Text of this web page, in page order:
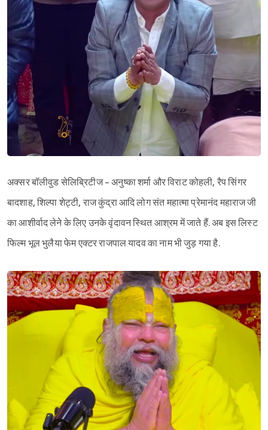
अक्सर बॉलीवुड सेलिब्रिटीज - अनुष्का शर्मा और विराट कोहली, रैप सिंगर
बादशाह, शिल्पा शेट्टी, राज कुंद्रा आदि लोग संत महात्मा प्रेमानंद महाराज जी
का आशीर्वाद लेने के लिए उनके वृंदावन स्थित आश्रम में जाते हैं. अब इस लिस्ट
फिल्म भूल भुलैया फेम एक्टर राजपाल यादव का नाम भी जुड़ गया है.